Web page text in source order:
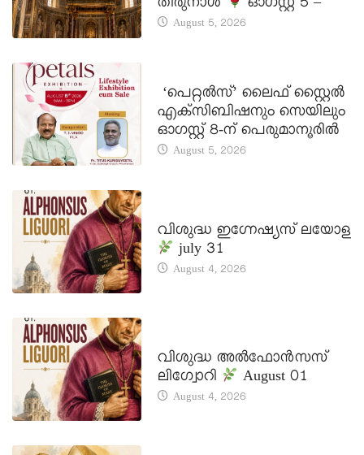
തിരുനാൾ
ഓഗസ്റ്റ് 5 –
August 5, 2026
‘പെറ്റൽസ്’ ലൈഫ് സ്റ്റൈൽ
എക്സിബിഷനും സെയിലും
ഓഗസ്റ്റ് 8-ന് പെരുമാനൂരിൽ
August 5, 2026
വിശുദ്ധ ഇഗ്നേഷ്യസ് ലയോള
july 31
August 4, 2026
വിശുദ്ധ അൽഫോൻസസ്
ലിഗ്വോറി
August 01
August 4, 2026